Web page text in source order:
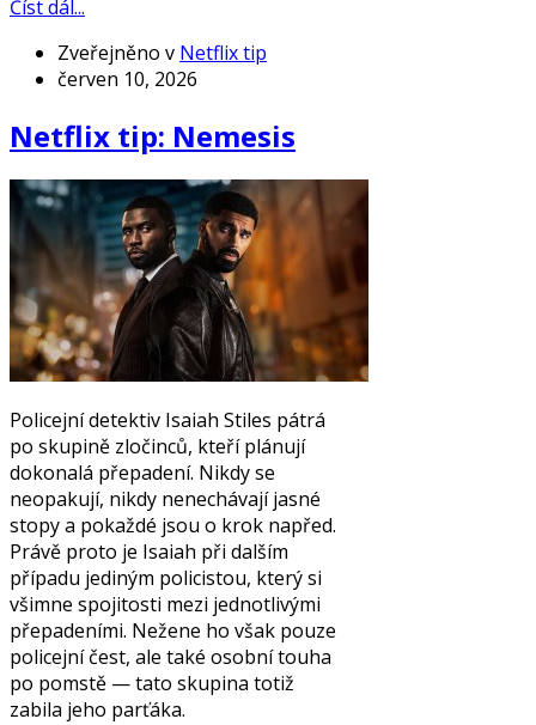
Číst dál...
Zveřejněno v Netflix tip
červen 10, 2026
Netflix tip: Nemesis
Policejní detektiv Isaiah Stiles pátrá
po skupině zločinců, kteří plánují
dokonalá přepadení. Nikdy se
neopakují, nikdy nenechávají jasné
stopy a pokaždé jsou o krok napřed.
Právě proto je Isaiah při dalším
případu jediným policistou, který si
všimne spojitosti mezi jednotlivými
přepadeními. Nežene ho však pouze
policejní čest, ale také osobní touha
po pomstě — tato skupina totiž
zabila jeho parťáka.